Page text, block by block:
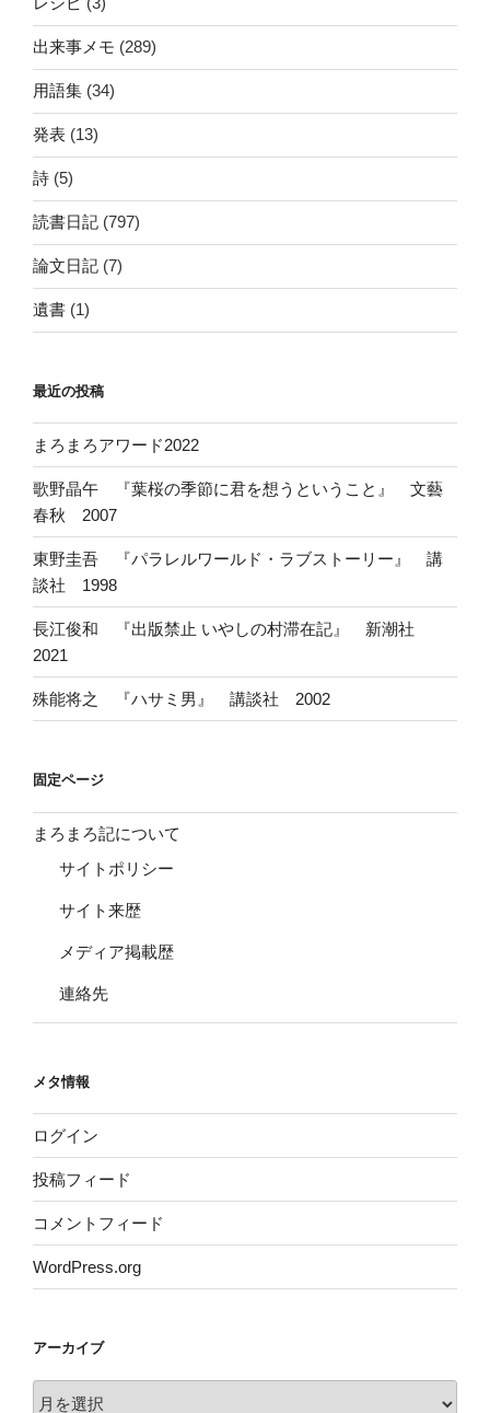
出来事メモ (289)
用語集 (34)
発表 (13)
詩 (5)
読書日記 (797)
論文日記 (7)
遺書 (1)
最近の投稿
まろまろアワード2022
歌野晶午 『葉桜の季節に君を想うということ』 文藝
春秋 2007
東野圭吾 『パラレルワールド・ラブストーリー』 講
談社 1998
長江俊和 『出版禁止 いやしの村滞在記』 新潮社
2021
殊能将之 『ハサミ男』 講談社 2002
固定ページ
まろまろ記について
サイトポリシー
サイト来歴
メディア掲載歴
連絡先
メタ情報
ログイン
投稿フィード
コメントフィード
WordPress.org
アーカイブ